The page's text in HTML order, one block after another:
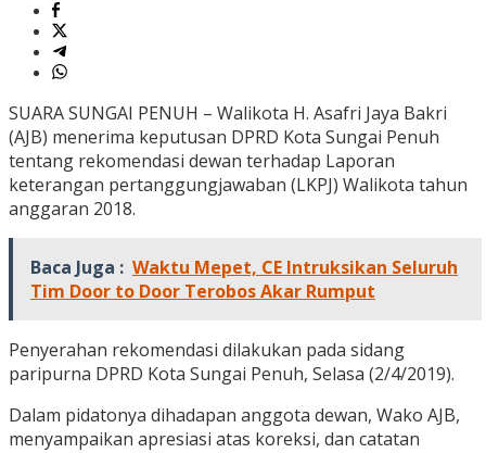
SUARA SUNGAI PENUH – Walikota H. Asafri Jaya Bakri
(AJB) menerima keputusan DPRD Kota Sungai Penuh
tentang rekomendasi dewan terhadap Laporan
keterangan pertanggungjawaban (LKPJ) Walikota tahun
anggaran 2018.
Baca Juga : Waktu Mepet, CE Intruksikan Seluruh
Tim Door to Door Terobos Akar Rumput
Penyerahan rekomendasi dilakukan pada sidang
paripurna DPRD Kota Sungai Penuh, Selasa (2/4/2019).
Dalam pidatonya dihadapan anggota dewan, Wako AJB,
menyampaikan apresiasi atas koreksi, dan catatan